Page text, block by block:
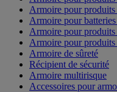
Armoire pour
Armoire pour
Armoire pour produits
Armoire pour produits
Armoire de sûreté
Récipient de sécurité
Armoire multirisque
Accessoires pour